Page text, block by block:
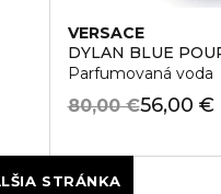
VERSACE
DYLAN BLUE
Parfumovaná voda
56,00 €
80,00 €
STRÁNKA